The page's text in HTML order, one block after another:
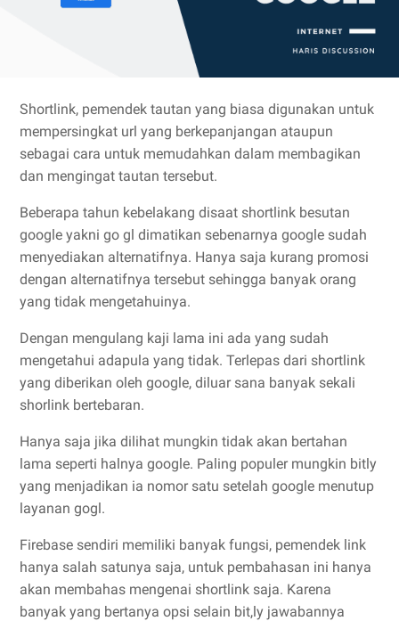
Shortlink, pemendek tautan yang biasa digunakan untuk
mempersingkat url yang berkepanjangan ataupun
sebagai cara untuk memudahkan dalam membagikan
dan mengingat tautan tersebut.
Beberapa tahun kebelakang disaat shortlink besutan
google yakni go gl dimatikan sebenarnya google sudah
menyediakan alternatifnya. Hanya saja kurang promosi
dengan alternatifnya tersebut sehingga banyak orang
yang tidak mengetahuinya.
Dengan mengulang kaji lama ini ada yang sudah
mengetahui adapula yang tidak. Terlepas dari shortlink
yang diberikan oleh google, diluar sana banyak sekali
shorlink bertebaran.
Hanya saja jika dilihat mungkin tidak akan bertahan
lama seperti halnya google. Paling populer mungkin bitly
yang menjadikan ia nomor satu setelah google menutup
layanan gogl.
Firebase sendiri memiliki banyak fungsi, pemendek link
hanya salah satunya saja, untuk pembahasan ini hanya
akan membahas mengenai shortlink saja. Karena
banyak yang bertanya opsi selain bit,ly jawabannya